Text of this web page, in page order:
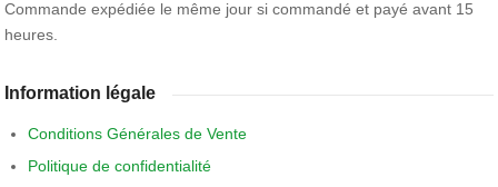
Commande expédiée le même jour si commandé et payé avant 15
heures.
Information légale
Conditions Générales de Vente
Politique de confidentialité